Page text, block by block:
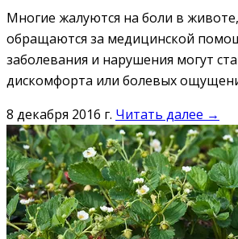
Многие жалуются на боли в
обращаются за медицинской
заболевания и нарушения могут
дискомфорта или болевых
8 декабря 2016 г. Читать далее →